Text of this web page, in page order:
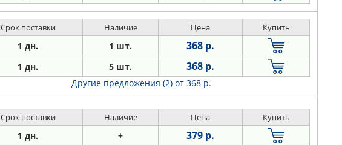
Срок поставки Наличие Цена Купить
1 дн. 1 шт. 368 р.
1 дн. 5 шт. 368 р.
Другие предложения (2) от 368 р.
Срок поставки Наличие Цена Купить
1 дн. + 379 р.